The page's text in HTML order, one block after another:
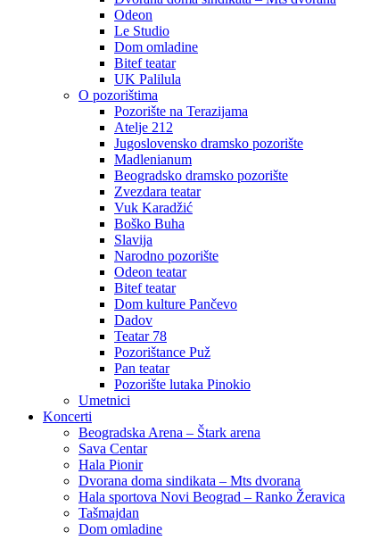
Odeon
Le Studio
Dom omladine
Bitef teatar
UK Palilula
O pozorištima
Pozorište na Terazijama
Atelje 212
Jugoslovensko dramsko pozorište
Madlenianum
Beogradsko dramsko pozorište
Zvezdara teatar
Vuk Karadžić
Boško Buha
Slavija
Narodno pozorište
Odeon teatar
Bitef teatar
Dom kulture Pančevo
Dadov
Teatar 78
Pozorištance Puž
Pan teatar
Pozorište lutaka Pinokio
Umetnici
Koncerti
Beogradska Arena – Štark arena
Sava Centar
Hala Pionir
Dvorana doma sindikata – Mts dvorana
Hala sportova Novi Beograd – Ranko Žeravica
Tašmajdan
Dom omladine